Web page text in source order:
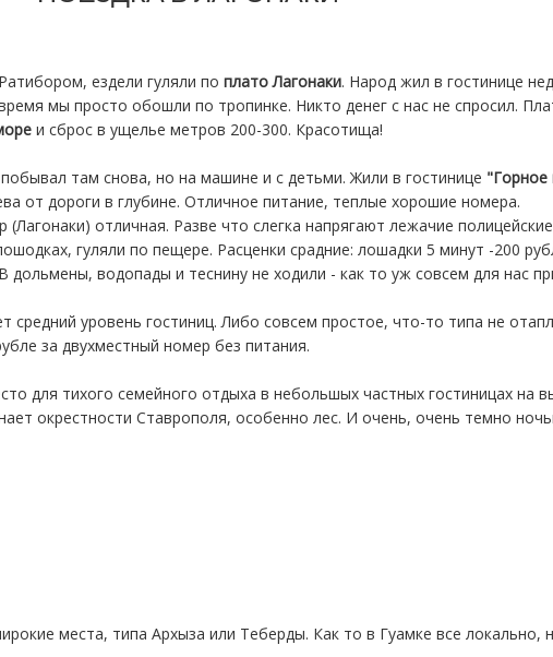
ездели гуляли по плато Лагонаки. Народ жил в гостинице
мы просто обошли по тропинке. Никто денег с нас не спросил.
и сброс в ущелье метров 200-300. Красотища!
там снова, но на машине и с детьми. Жили в гостинице "Горное
от дороги в глубине. Отличное питание, теплые хорошие номера.
отличная. Разве что слегка напрягают лежачие
гуляли по пещере. Расценки срадние: лошадки 5 минут -200
водопады и теснину не ходили - как то уж совсем для нас
средний уровень гостиниц. Либо совсем простое, что-то типа не
за двухместный номер без питания.
для тихого семейного отдыха в небольшых частных гостиницах на
окрестности Ставрополя, особенно лес. И очень, очень темно
места, типа Архыза или Теберды. Как то в Гуамке все локально,